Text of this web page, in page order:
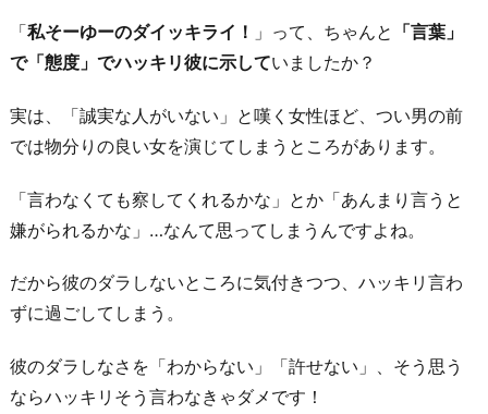
つ
3.
手
か
ら
ど
見
え
か
ば
「私そーゆーのダイッキライ！ 」って、ちゃんと 「言葉」
で「態度」でハッキリ彼に示していましたか？
実は、「誠実な人がいない」と嘆く女性ほど、つい男の前
では物分りの良い女を演じてしまうところがあります。
「言わなくても察してくれるかな」とか「あんまり言うと
嫌がられるかな」…なんて思ってしまうんですよね。
だから彼のダラしないところに気付きつつ、ハッキリ言わ
ずに過ごしてしまう。
彼のダラしなさを「わからない」「許せない」、そう思う
ならハッキリそう言わなきゃダメです！